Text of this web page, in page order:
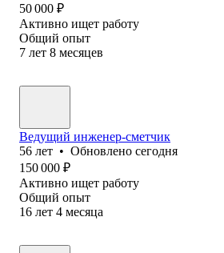
50 000 ₽
Активно ищет работу
Общий опыт
7 лет 8 месяцев
Ведущий инженер-сметчик
56 лет • Обновлено сегодня
150 000 ₽
Активно ищет работу
Общий опыт
16 лет 4 месяца